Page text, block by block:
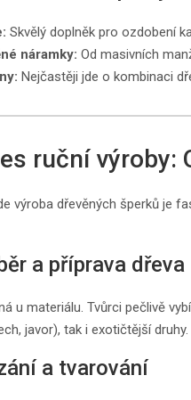
Skvělý doplněk pro ozdobení
náramky: Od masivních
Nejčastěji jde o kombinaci
ruční výroby:
výroba dřevěných šperků je
a příprava dřeva
u materiálu. Tvůrci pečlivě
javor), tak i exotičtější
a tvarování